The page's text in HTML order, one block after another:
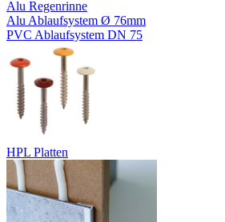
Alu Regenrinne
Alu Ablaufsystem Ø 76mm
PVC Ablaufsystem DN 75
HPL Platten